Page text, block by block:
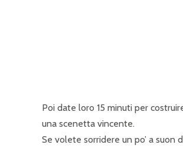
Poi date loro 15 minuti per
una scenetta vincente.
Se volete sorridere un po’ a suon